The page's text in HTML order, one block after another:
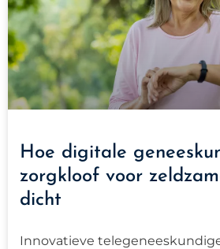
Hoe digitale
zorgkloof voor
dicht
Innovatieve